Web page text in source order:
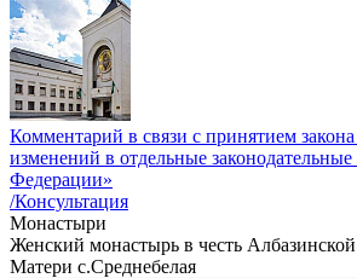
Комментарий в связи с принятием
изменений в отдельные
Федерации»
/Консультация
Монастыри
Женский монастырь в честь
Матери с.Среднебелая